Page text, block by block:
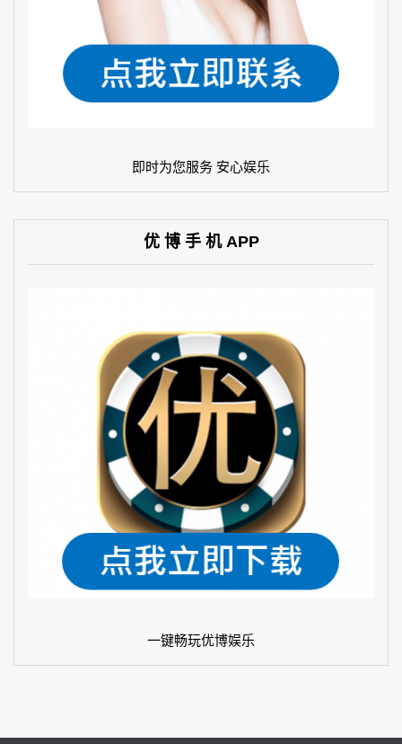
即时为您服务 安心娱乐
优 博 手 机 APP
一键畅玩优博娱乐